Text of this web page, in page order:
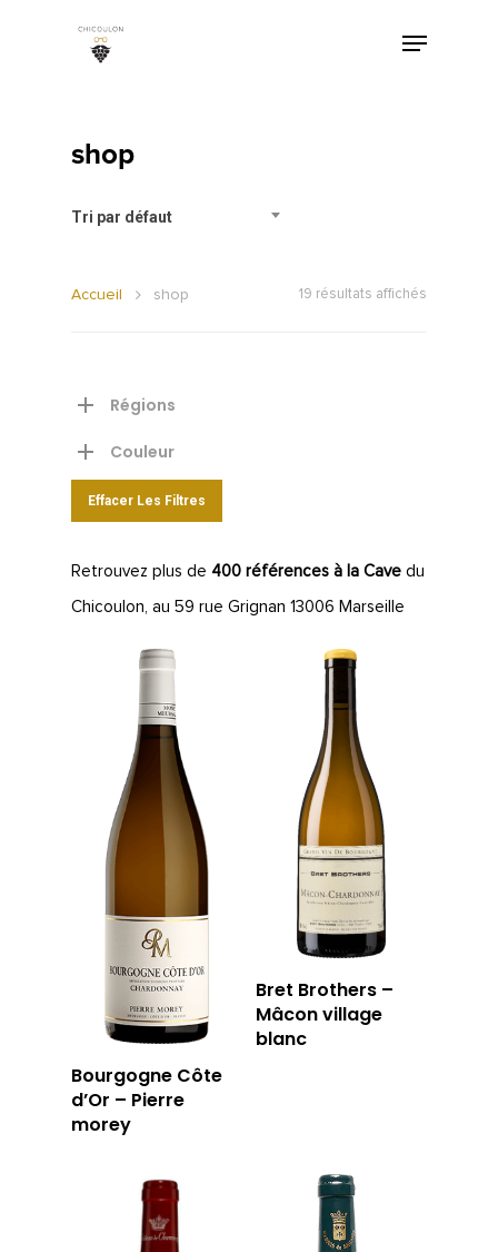
shop
Tri par défaut
19 résultats affichés
Accueil shop
Régions
Couleur
Effacer Les Filtres
Retrouvez plus de 400 références à la Cave du
Chicoulon, au 59 rue Grignan 13006 Marseille
Bourgogne Côte
d’Or – Pierre
morey
Bret Brothers –
Mâcon village
blanc